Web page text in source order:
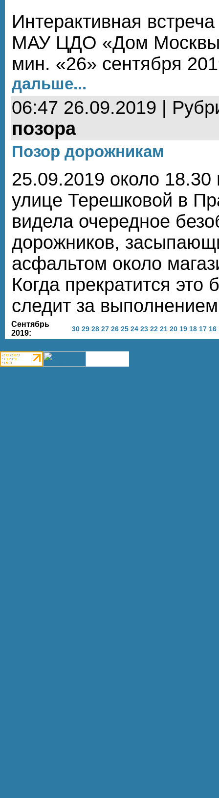
Интерактивная
МАУ ЦДО «Дом
мин. «26» сентября
дальше...
06:47 26.09.2019 |
позора
Позор дорожникам
25.09.2019 около 18.30
улице Терешковой в
видела очередное
дорожников,
асфальтом около
Когда прекратится это
следит за
Сентябрь
2019:
30 29 28 27 26 25 24 23 22 21 20 19 18 17 16